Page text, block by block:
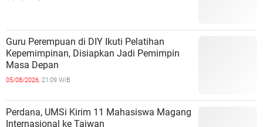
Guru Perempuan di DIY Ikuti Pelatihan
Kepemimpinan, Disiapkan Jadi Pemimpin
Masa Depan
05/08/2026, 21:09 WIB
Perdana, UMSi Kirim 11 Mahasiswa Magang
Internasional ke Taiwan